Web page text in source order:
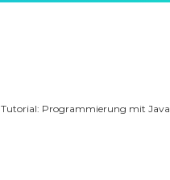
Tutorial: Programmierung mit Java